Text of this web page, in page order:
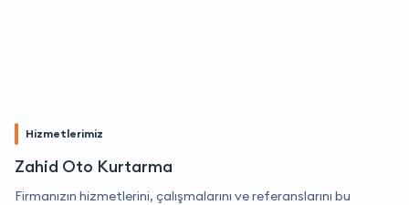
Hizmetlerimiz
Zahid Oto Kurtarma
Firmanızın hizmetlerini, çalışmalarını ve referanslarını bu